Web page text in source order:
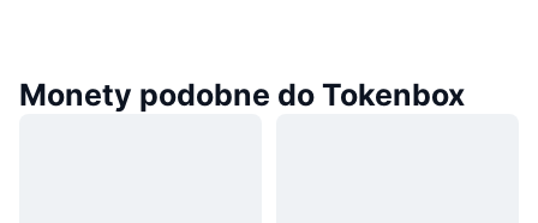
Monety podobne do Tokenbox